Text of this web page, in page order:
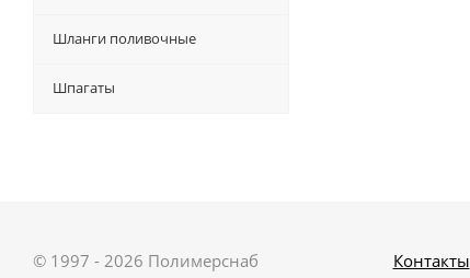
Шланги поливочные
Шпагаты
© 1997 - 2026 Полимерснаб Контакты